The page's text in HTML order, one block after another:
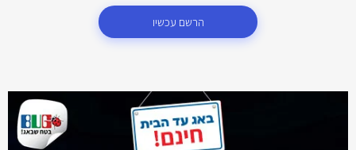
הרשם עכשיו